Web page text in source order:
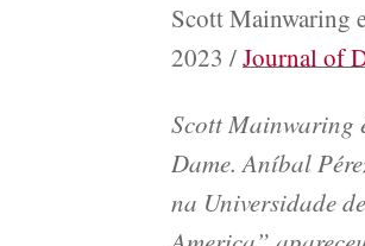
Scott Mainwaring
2023 /Journal of
Scott Mainwaring
Dame. Aníbal
na Universidade